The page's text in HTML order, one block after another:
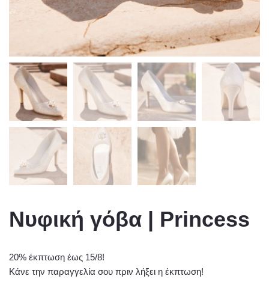
Νυφική γόβα | Princess
20% έκπτωση έως 15/8!
Κάνε την παραγγελία σου πριν λήξει η έκπτωση!